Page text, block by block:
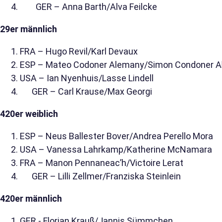
GER – Anna Barth/Alva Feilcke
29er männlich
FRA – Hugo Revil/Karl Devaux
ESP – Mateo Codoner Alemany/Simon Condoner
USA – Ian Nyenhuis/Lasse Lindell
GER – Carl Krause/Max Georgi
420er weiblich
ESP – Neus Ballester Bover/Andrea Perello Mora
USA – Vanessa Lahrkamp/Katherine McNamara
FRA – Manon Pennaneac’h/Victoire Lerat
GER – Lilli Zellmer/Franziska Steinlein
420er männlich